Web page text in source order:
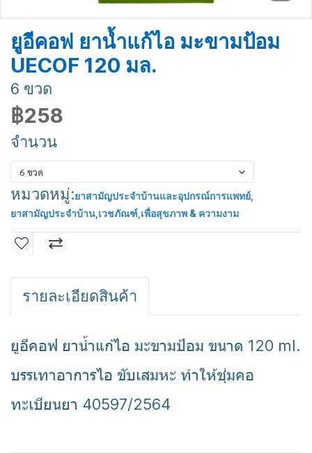
ยูอีคอฟ ยาน้ำแก้ไอ มะขามป้อม
UECOF 120 มล.
6 ขวด
฿258
จำนวน
6 ขวด
หมวดหมู่:ยาสามัญประจำบ้านและอุปกรณ์การแพทย์
ยาสามัญประจำบ้าน เวชภัณฑ์ เพื่อสุขภาพ & ความงาม
รายละเอียดสินค้า
ยูอีคอฟ ยาน้ำแก้ไอ มะขามป้อม ขนาด 120 ml.
บรรเทาอาการไอ ขับเสมหะ ทำให้ชุ่มคอ
ทะเบียนยา 40597/2564